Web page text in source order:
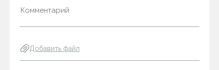
Добавить файл